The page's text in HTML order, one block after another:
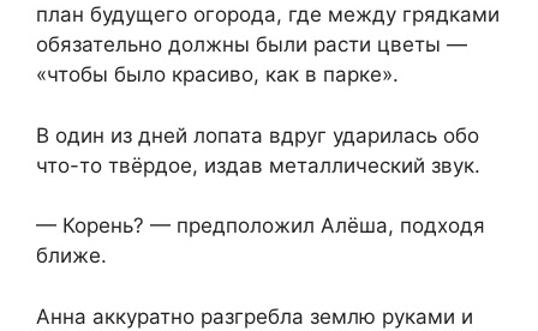
план будущего огорода, где между грядками
обязательно должны были расти цветы —
«чтобы было красиво, как в парке».
В один из дней лопата вдруг ударилась обо
что-то твёрдое, издав металлический звук.
— Корень? — предположил Алёша, подходя
ближе.
Анна аккуратно разгребла землю руками и